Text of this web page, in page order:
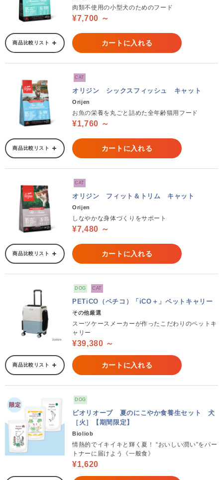
肉類不使用の小型犬のためのフード
¥7,700 ～
商品比較リスト カートに入れる
CAT
オリジン シックスフィッシュ キャット
Orijen
お魚の栄養を丸ごと詰めた全年齢猫用フード
¥1,760 ～
商品比較リスト カートに入れる
CAT
オリジン フィット＆トリム キャット
Orijen
しなやかな身体づくりをサポート
¥7,480 ～
商品比較リスト カートに入れる
DOG CAT
PETiCO（ペチコ）「iCO＋」ペットキャリー
その他厳選
スーツケースメーカーが作ったこだわりのペットキ
ャリー
¥39,380 ～
商品比較リスト カートに入れる
DOG
ビオリオーブ 夏のにこやか食養生セット 犬
［火］【期間限定】
Bioliob
情熱的でイキイキと輝く夏！ “おいしい潤い”をパー
トナーに届けよう《一般食》
¥1,620